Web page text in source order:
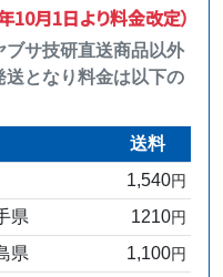
10月1日より料金改定）
サ技研直送商品以外
となり料金は以下の
送料
1,540円
県 1210円
県 1,100円